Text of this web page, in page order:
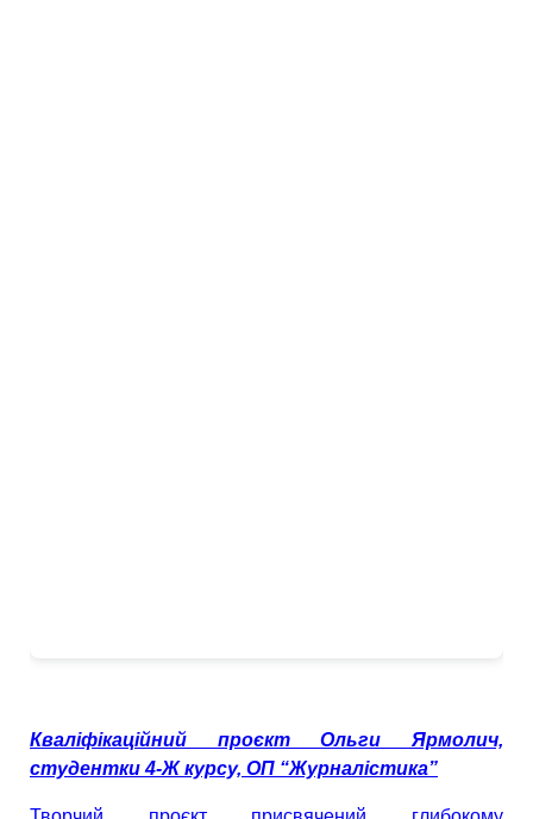
Кваліфікаційний проєкт Ольги Ярмолич,
студентки 4-Ж курсу, ОП “Журналістика”